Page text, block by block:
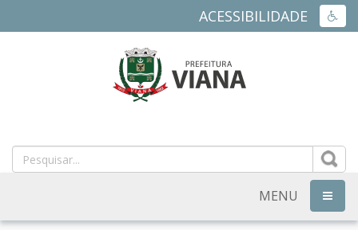
ACESSIBILIDADE
MUNICIPAL
DE
VIANA MENU